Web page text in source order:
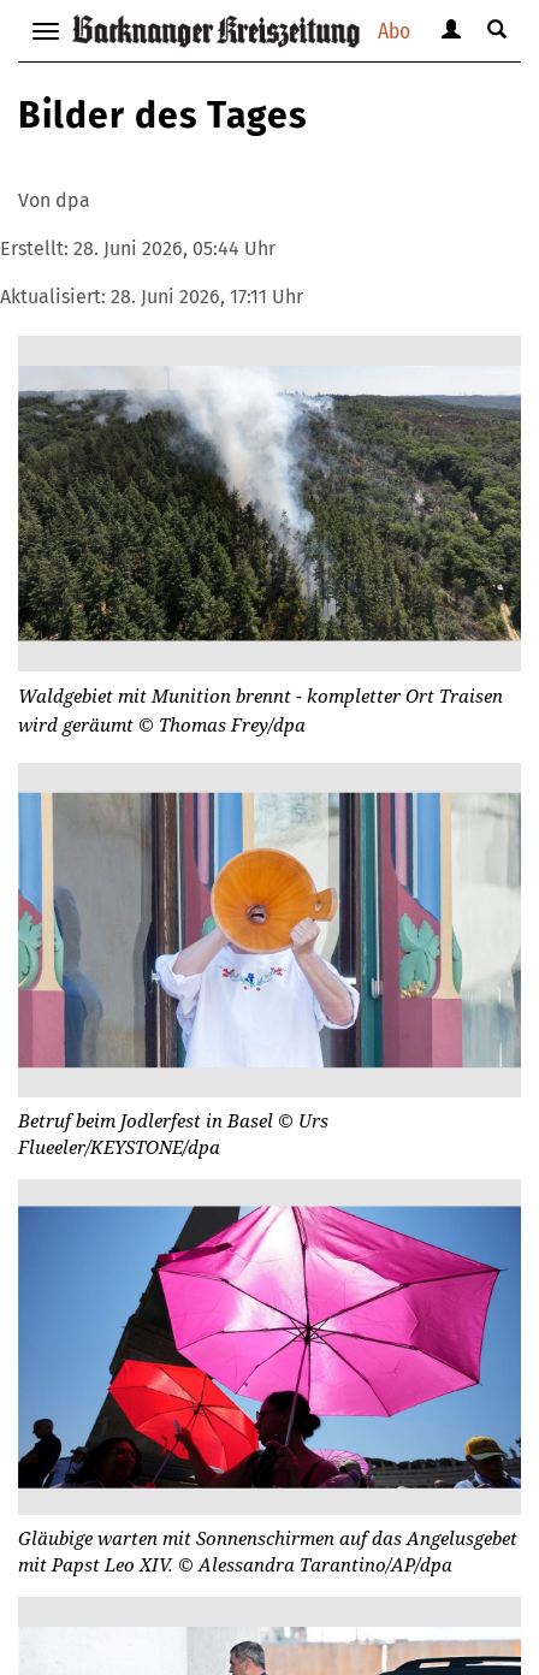
Abo
Navigation
anzeigen
bzw.
verbergen
anzeigen
Suche
Bilder des Tages
Von dpa
Erstellt: 28. Juni 2026, 05:44 Uhr
Aktualisiert: 28. Juni 2026, 17:11 Uhr
Waldgebiet mit Munition brennt - kompletter Ort Traisen
wird geräumt © Thomas Frey/dpa
Betruf beim Jodlerfest in Basel © Urs
Flueeler/KEYSTONE/dpa
Gläubige warten mit Sonnenschirmen auf das Angelusgebet
mit Papst Leo XIV. © Alessandra Tarantino/AP/dpa